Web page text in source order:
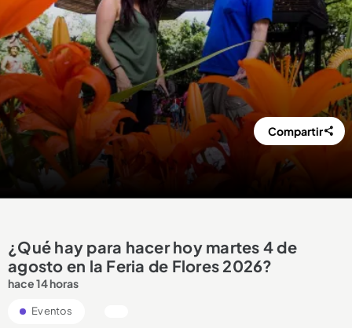
Compartir
¿Qué hay para hacer hoy martes 4 de
agosto en la Feria de Flores 2026?
hace 14 horas
Eventos